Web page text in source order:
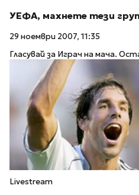
УЕФА, махнете тези
29 ноември 2007, 11:35
Гласувай за Играч на мача.
Livestream